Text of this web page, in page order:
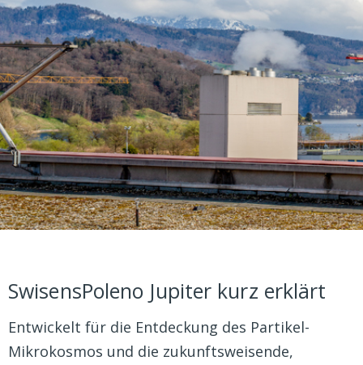
SwisensPoleno Jupiter kurz erklärt
Entwickelt für die Entdeckung des Partikel-
Mikrokosmos und die zukunftsweisende,